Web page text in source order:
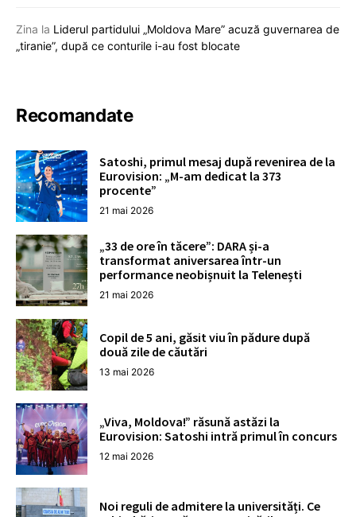
Zina la Liderul partidului „Moldova Mare” acuză guvernarea de
„tiranie”, după ce conturile i-au fost blocate
Recomandate
Satoshi, primul mesaj după revenirea de la
Eurovision: „M-am dedicat la 373
procente”
21 mai 2026
„33 de ore în tăcere”: DARA și-a
transformat aniversarea într-un
performance neobișnuit la Telenești
21 mai 2026
Copil de 5 ani, găsit viu în pădure după
două zile de căutări
13 mai 2026
„Viva, Moldova!” răsună astăzi la
Eurovision: Satoshi intră primul în concurs
12 mai 2026
Noi reguli de admitere la universități. Ce